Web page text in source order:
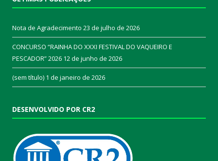
Nota de Agradecimento 23 de julho de 2026
CONCURSO “RAINHA DO XXXI FESTIVAL DO VAQUEIRO E
PESCADOR” 2026 12 de junho de 2026
(sem título) 1 de janeiro de 2026
DESENVOLVIDO POR CR2